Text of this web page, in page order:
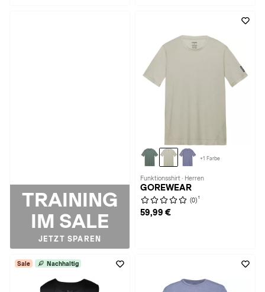
TRAINING
IM SALE
JETZT SPAREN
+1 Farbe
Funktionsshirt · Herren
GOREWEAR
(0) 1
59,99 €
Sale Nachhaltig